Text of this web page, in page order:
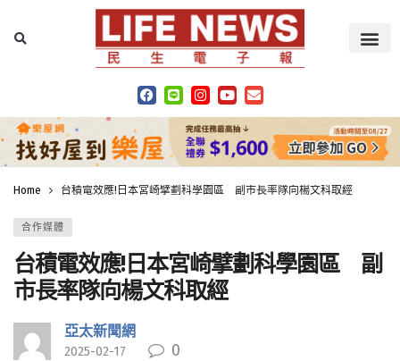
Home 台積電效應!日本宮崎擘劃科學園區 副市長率隊向楊文科取經
合作媒體
台積電效應!日本宮崎擘劃科學園區 副
市長率隊向楊文科取經
亞太新聞網
2025-02-17 0